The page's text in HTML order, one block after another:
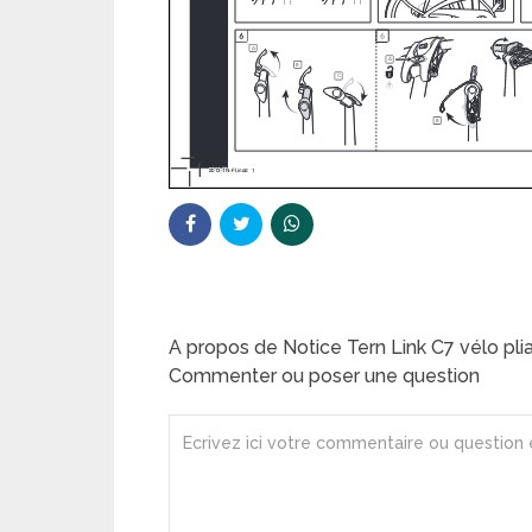
A propos de Notice Tern Link C7 vélo
Commenter ou poser une question